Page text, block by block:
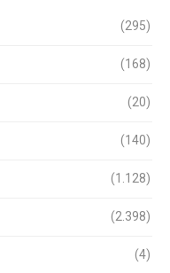
(295)
(168)
(20)
(140)
(1.128)
(2.398)
(4)